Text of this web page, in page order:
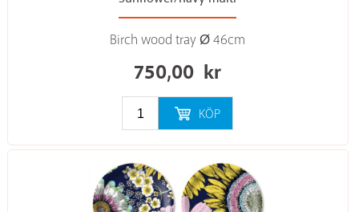
Birch wood tray Ø 46cm
750,00 kr
KÖP